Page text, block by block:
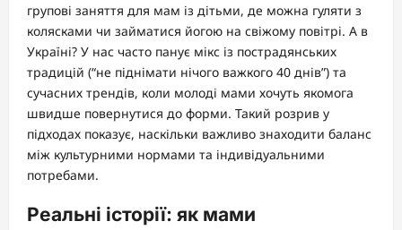
групові заняття для мам із дітьми, де можна гуляти з
колясками чи займатися йогою на свіжому повітрі. А в
Україні? У нас часто панує мікс із пострадянських
традицій (“не піднімати нічого важкого 40 днів”) та
сучасних трендів, коли молоді мами хочуть якомога
швидше повернутися до форми. Такий розрив у
підходах показує, наскільки важливо знаходити баланс
між культурними нормами та індивідуальними
потребами.
Реальні історії: як мами